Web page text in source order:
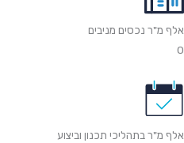
אלף מ"ר נכסים מניבים
0
אלף מ"ר בתהליכי תכנון וביצוע